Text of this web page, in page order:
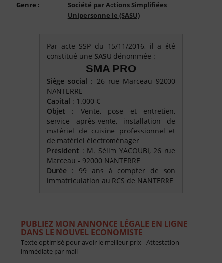
Genre :
Société par Actions Simplifiées
Unipersonnelle (SASU)
Par acte SSP du 15/11/2016, il a été
constitué une SASU dénommée :
SMA PRO
Siège social : 26 rue Marceau 92000
NANTERRE
Capital : 1.000 €
Objet : Vente, pose et entretien,
service après-vente, installation de
matériel de cuisine professionnel et
de matériel électroménager
Président : M. Sélim YACOUBI, 26 rue
Marceau - 92000 NANTERRE
Durée : 99 ans à compter de son
immatriculation au RCS de NANTERRE
PUBLIEZ MON ANNONCE LÉGALE EN LIGNE
DANS LE NOUVEL ECONOMISTE
Texte optimisé pour avoir le meilleur prix - Attestation
immédiate par mail